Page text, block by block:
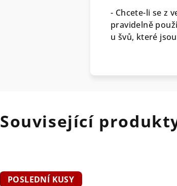
- Chcete-li se z
pravidelně
u švů, které
Související
POSLEDNÍ KUSY